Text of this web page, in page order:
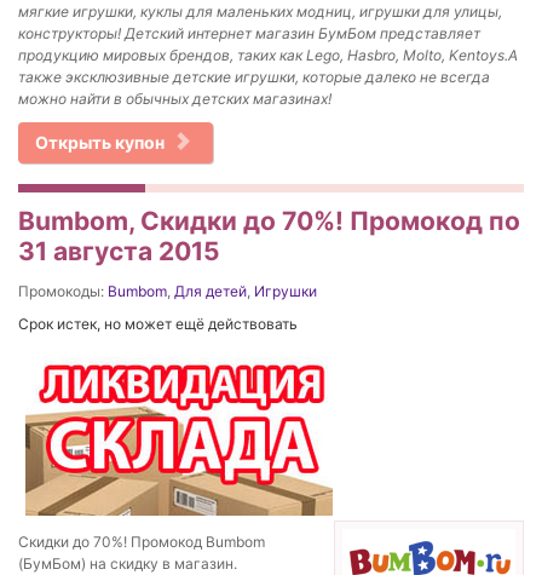
мягкие игрушки, куклы для маленьких модниц, игрушки для улицы,
конструкторы! Детский интернет магазин БумБом представляет
продукцию мировых брендов, таких как Lego, Hasbro, Molto, Kentoys.А
также эксклюзивные детские игрушки, которые далеко не всегда
можно найти в обычных детских магазинах!
Открыть купон
Bumbom, Скидки до 70%! Промокод по
31 августа 2015
Промокоды: Bumbom Для детей Игрушки
Срок истек, но может ещё действовать
Скидки до 70%! Промокод Bumbom
(БумБом) на скидку в магазин.